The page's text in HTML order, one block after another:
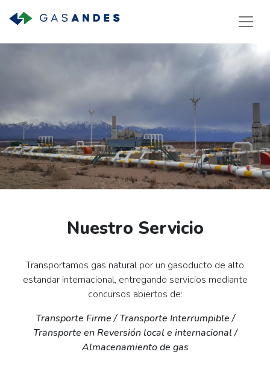
Nuestro Servicio
Transportamos gas natural por un gasoducto de alto
estandar internacional, entregando servicios mediante
concursos abiertos de:
Transporte Firme / Transporte Interrumpible /
Transporte en Reversión local e internacional /
Almacenamiento de gas